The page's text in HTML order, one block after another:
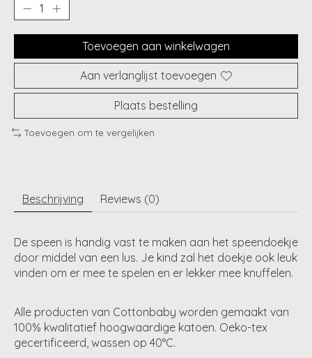
Toevoegen aan winkelwagen
Aan verlanglijst toevoegen
Plaats bestelling
Toevoegen om te vergelijken
Beschrijving Reviews (0)
De speen is handig vast te maken aan het speendoekje
door middel van een lus. Je kind zal het doekje ook leuk
vinden om er mee te spelen en er lekker mee knuffelen.
Alle producten van Cottonbaby worden gemaakt van
100% kwalitatief hoogwaardige katoen. Oeko-tex
gecertificeerd, wassen op 40°C.